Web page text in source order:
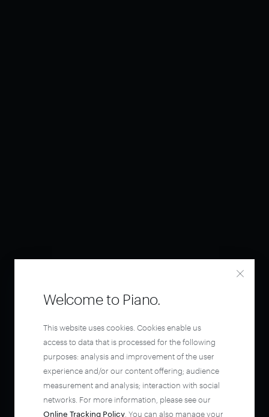
Welcome to Piano.
This website uses cookies. Cookies enable us
access to data that is processed for the following
purposes: analysis and improvement of the user
experience and/or our content offering; audience
measurement and analysis; interaction with social
networks. For more information, please see our
Online Tracking Policy . You can also manage your